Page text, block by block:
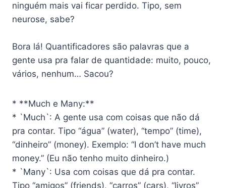
ninguém mais vai ficar perdido. Tipo, sem
neurose, sabe?
Bora lá! Quantificadores são palavras que a
gente usa pra falar de quantidade: muito, pouco,
vários, nenhum… Sacou?
* **Much e Many:**
* `Much`: A gente usa com coisas que não dá
pra contar. Tipo “água” (water), “tempo” (time),
“dinheiro” (money). Exemplo: “I don’t have much
money.” (Eu não tenho muito dinheiro.)
* `Many`: Usa com coisas que dá pra contar.
Tipo “amigos” (friends), “carros” (cars), “livros”